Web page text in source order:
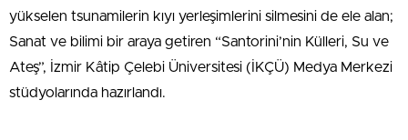
yükselen tsunamilerin kıyı yerleşimlerini silmesini de ele alan;
Sanat ve bilimi bir araya getiren “Santorini’nin Külleri, Su ve
Ateş”, İzmir Kâtip Çelebi Üniversitesi (İKÇÜ) Medya Merkezi
stüdyolarında hazırlandı.